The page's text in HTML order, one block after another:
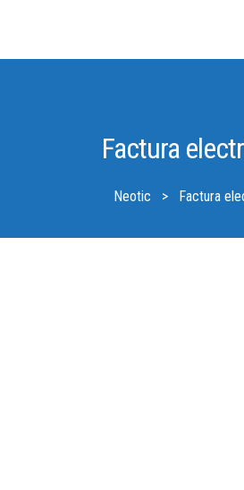
Factura
Neotic > Factura